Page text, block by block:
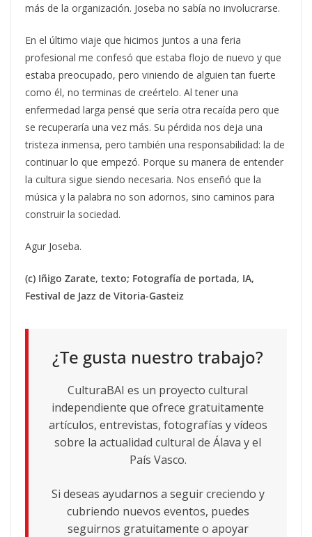
más de la organización. Joseba no sabía no involucrarse.
En el último viaje que hicimos juntos a una feria
profesional me confesó que estaba flojo de nuevo y que
estaba preocupado, pero viniendo de alguien tan fuerte
como él, no terminas de creértelo. Al tener una
enfermedad larga pensé que sería otra recaída pero que
se recuperaría una vez más. Su pérdida nos deja una
tristeza inmensa, pero también una responsabilidad: la de
continuar lo que empezó. Porque su manera de entender
la cultura sigue siendo necesaria. Nos enseñó que la
música y la palabra no son adornos, sino caminos para
construir la sociedad.
Agur Joseba.
(c) Iñigo Zarate, texto; Fotografía de portada, IA,
Festival de Jazz de Vitoria-Gasteiz
¿Te gusta nuestro trabajo?
CulturaBAI es un proyecto cultural
independiente que ofrece gratuitamente
artículos, entrevistas, fotografías y vídeos
sobre la actualidad cultural de Álava y el
País Vasco.
Si deseas ayudarnos a seguir creciendo y
cubriendo nuevos eventos, puedes
seguirnos gratuitamente o apoyar